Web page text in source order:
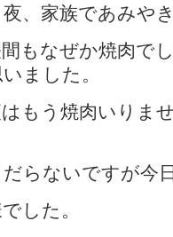
、家族であみや
もなぜか焼肉で
ました。
もう焼肉いりま
らないですが今
した。